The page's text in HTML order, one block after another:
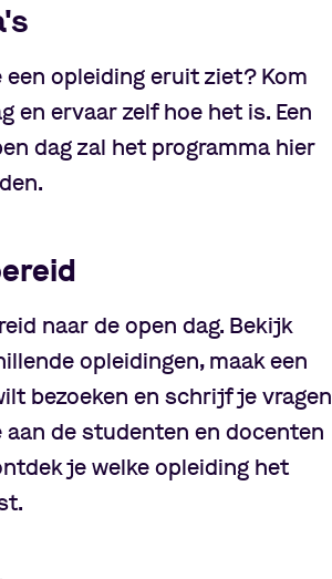
een opleiding eruit ziet? Kom
en ervaar zelf hoe het is. Een
dag zal het programma hier
naar de open dag. Bekijk
opleidingen, maak een
bezoeken en schrijf je vragen
aan de studenten en docenten
je welke opleiding het